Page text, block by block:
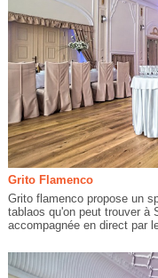
Grito Flamenco
Grito flamenco propose un
tablaos qu'on peut trouver à
accompagnée en direct par